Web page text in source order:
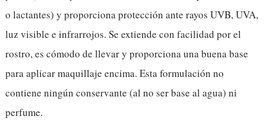
o lactantes) y proporciona protección ante rayos UVB, UVA,
luz visible e infrarrojos. Se extiende con facilidad por el
rostro, es cómodo de llevar y proporciona una buena base
para aplicar maquillaje encima. Esta formulación no
contiene ningún conservante (al no ser base al agua) ni
perfume.